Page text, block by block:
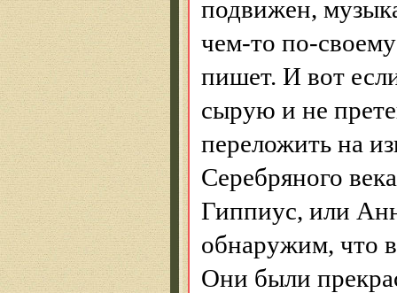
подвижен,
чем-то по-
пишет. И вот
сырую и не
переложить на
Серебряного
Гиппиус, или
обнаружим, что
Они были